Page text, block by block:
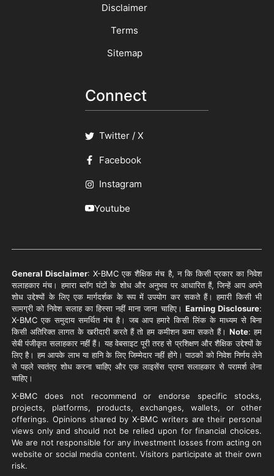
Disclaimer
Terms
Sitemap
Connect
Twitter / X
Facebook
Instagram
Youtube
General Disclaimer:X-BMC एक शैक्षिक मंच है, न कि किसी प्रकार का निवेश
सलाहकार मंच। हमारा ब्लॉग घंटों के शोध और अनुभव पर आधारित हैं, जिन्हें आप अपने
शोध उद्देश्यों के लिए एक मार्गदर्शक के रूप में उपयोग कर सकते हैं। हमारी किसी भी
सामग्री को निवेश सलाह का हिस्सा नहीं माना जाना चाहिए। Earning Disclosure:
X-BMC एक समुदाय समर्थित मंच है। जब आप हमारे किसी लिंक के माध्यम से बिना
किसी अतिरिक्त लागत के खरीदारी करते हैं तो हम कमीशन कमा सकते हैं। Note: हम
सेबी पंजीकृत सलाहकार नहीं हैं। यह वेबसाइट पूरी तरह से प्रशिक्षण और शैक्षिक उद्देश्यों के
लिए है। हम आपके लाभ या हानि के लिए जिम्मेदार नहीं होंगे। पाठकों को निवेश निर्णय लेने
से पहले स्वतंत्र शोध करना चाहिए और एक लाइसेंस प्राप्त सलाहकार से परामर्श लेना
चाहिए।
X-BMC does not recommend or endorse specific stocks,
projects, platforms, products, exchanges, wallets, or other
offerings. Opinions shared by X-BMC writers are their personal
views only and should not be relied upon for financial choices.
We are not responsible for any investment losses from acting on
website or social media content. Visitors participate at their own
risk.